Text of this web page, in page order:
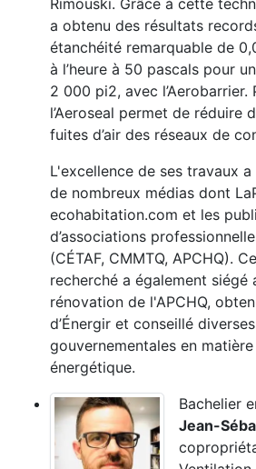
Rimouski. Grâce à cette
a obtenu des résultats
étanchéité remarquable de
à l’heure à 50 pascals pour
2 000 pi2, avec l’Aerobarrier.
l’Aeroseal permet de réduire
fuites d’air des réseaux de
L'excellence de ses travaux
de nombreux médias dont
ecohabitation.com et les
d’associations
(CÉTAF, CMMTQ, APCHQ).
recherché a également siégé
rénovation de l'APCHQ,
d’Énergir et conseillé
gouvernementales en
énergétique.
Bachelier
Jean-